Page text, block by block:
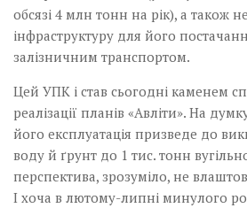
обсязі 4 млн тонн на рік), а також
інфраструктуру для його
залізничним транспортом.
Цей УПК і став сьогодні каменем
реалізації планів «Авліти». На
його експлуатація призведе до
воду й ґрунт до 1 тис. тонн
перспектива, зрозуміло, не
­І хоча в лютому-липні минулого